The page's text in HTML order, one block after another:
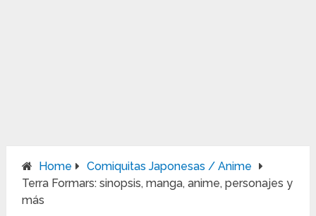
Home
Comiquitas Japonesas / Anime
Terra Formars: sinopsis, manga, anime, personajes y
más